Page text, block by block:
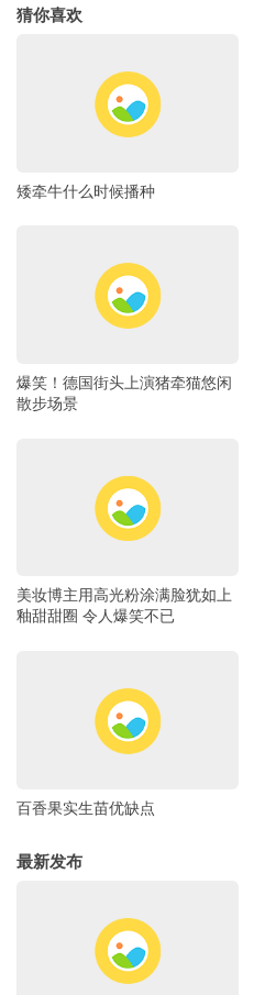
猜你喜欢
矮牵牛什么时候播种
爆笑！德国街头上演猪牵猫悠闲
散步场景
美妆博主用高光粉涂满脸犹如上
釉甜甜圈 令人爆笑不已
百香果实生苗优缺点
最新发布